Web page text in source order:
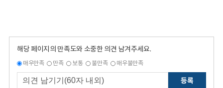
해당 페이지의 만족도와 소중한 의견 남겨주세요.
매우만족 만족 보통 불만족 매우불만족
등록